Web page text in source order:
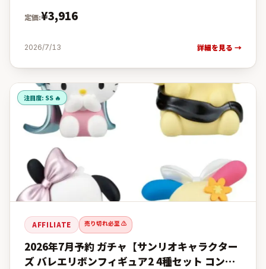
発売
定価:¥3,916
2026/7/13 詳細を見る →
注目度: SS 🔥
AFFILIATE 売り切れ必至 ⚠️
2026年7月予約 ガチャ【サンリオキャラクター
ズ バレエリボンフィギュア2 4種セット コンプ